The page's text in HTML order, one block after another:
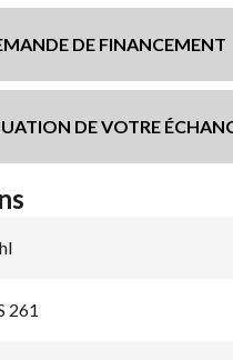
DE FINANCEMENT
DE VOTRE
261